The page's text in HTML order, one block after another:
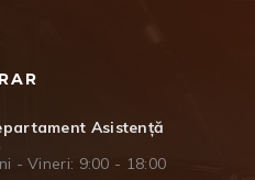
Asistență
- Vineri: 9:00 - 18:00